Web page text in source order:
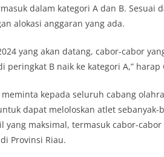
dalam kategori A dan B.
alokasi anggaran yang ada.
yang akan datang, cabor-cabor
peringkat B naik ke kategori A,” harap
kepada seluruh cabang
dapat meloloskan atlet
yang maksimal, termasuk cabor-
Provinsi Riau.